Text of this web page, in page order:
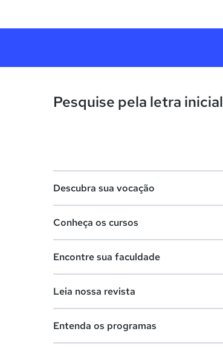
Pesquise pela letra inicial
Descubra sua vocação
Lista de profissões
Conheça os cursos
Cursos de graduação
Cursos livres
Encontre sua faculdade
Faculdades na sua cidade
Leia nossa revista
Entenda os programas